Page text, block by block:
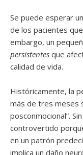
Se puede esperar
de los pacientes
embargo, un
persistentes que
calidad de vida.
Históricamente, la
más de tres meses
posconmocional”.
controvertido
en un patrón
implica un daño